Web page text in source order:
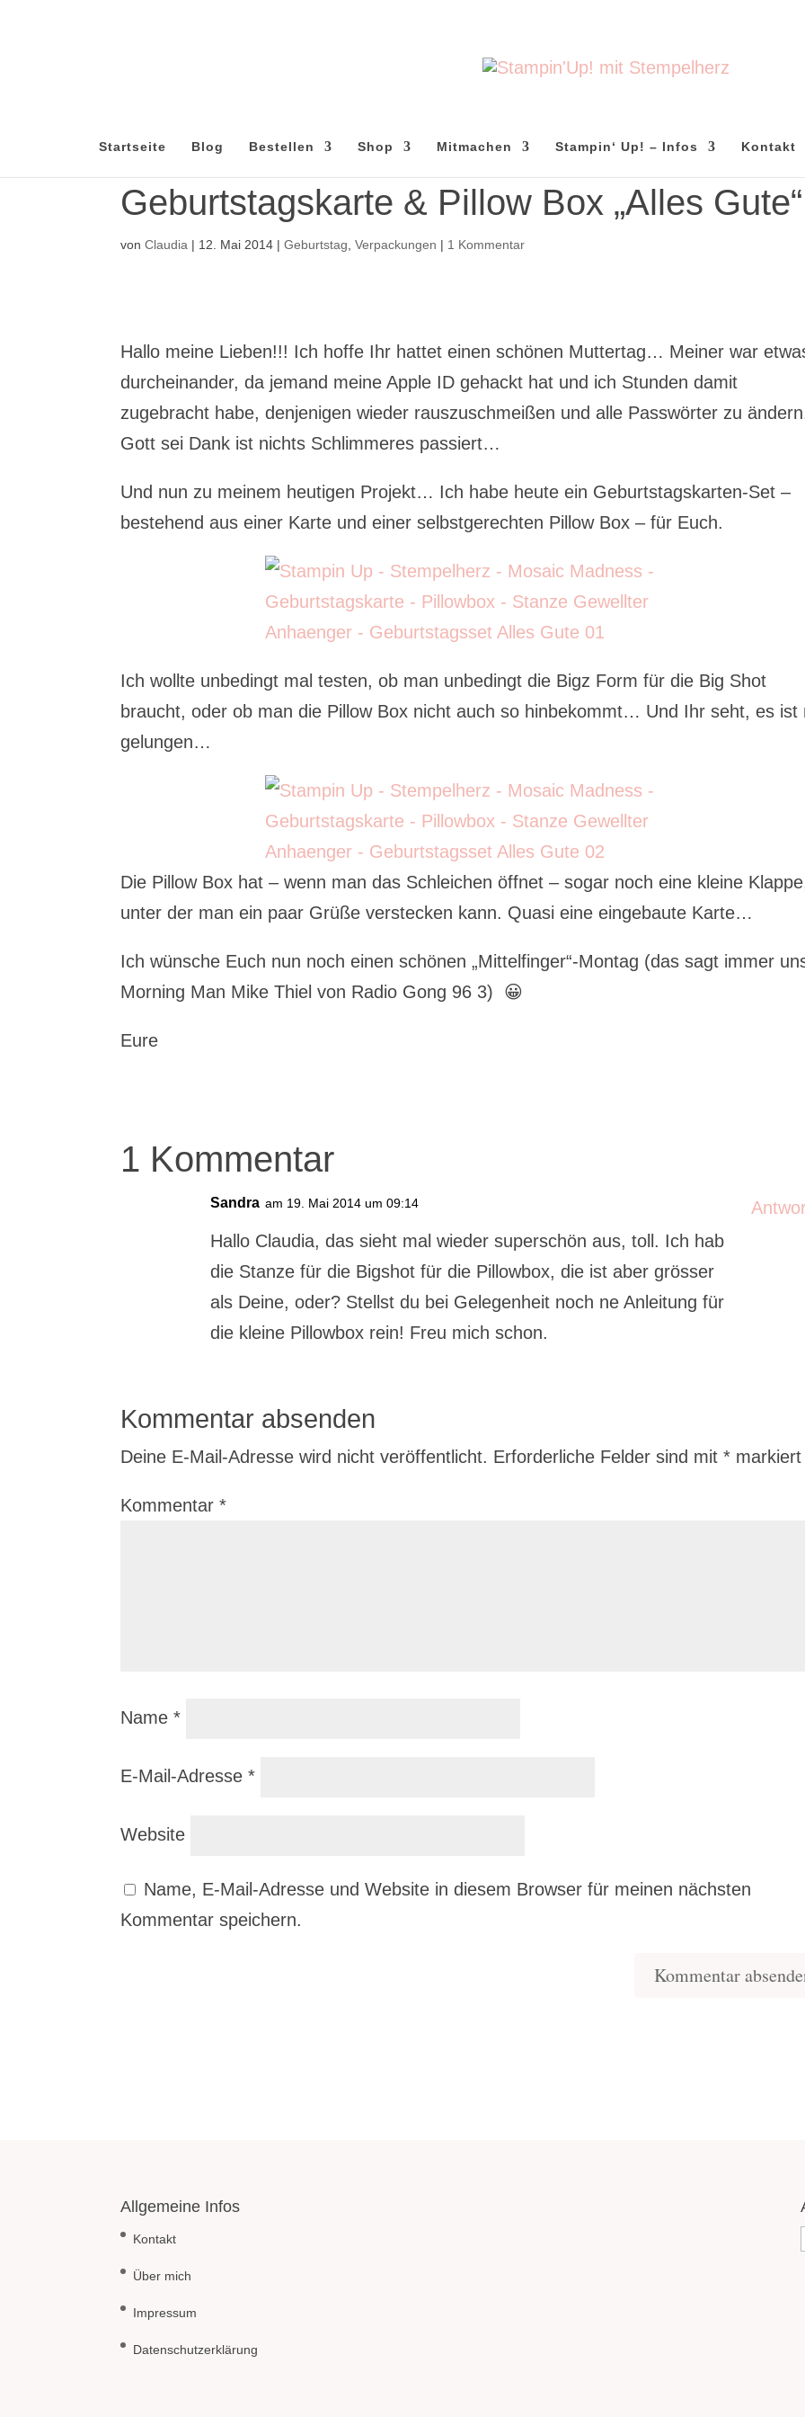
Startseite Blog Bestellen Shop Mitmachen Stampin‘ Up! – Infos Kontakt
Geburtstagskarte & Pillow Box „Alles Gute“
vonClaudia | 12. Mai 2014 |Geburtstag ,Verpackungen | 1 Kommentar
Hallo meine Lieben!!! Ich hoffe Ihr hattet einen schönen Muttertag… Meiner war
durcheinander, da jemand meine Apple ID gehackt hat und ich Stunden damit
zugebracht habe, denjenigen wieder rauszuschmeißen und alle Passwörter zu
Gott sei Dank ist nichts Schlimmeres passiert…
Und nun zu meinem heutigen Projekt… Ich habe heute ein Geburtstagskarten-Set –
bestehend aus einer Karte und einer selbstgerechten Pillow Box – für Euch.
Ich wollte unbedingt mal testen, ob man unbedingt die Bigz Form für die Big Shot
braucht, oder ob man die Pillow Box nicht auch so hinbekommt… Und Ihr seht, es ist
gelungen…
Die Pillow Box hat – wenn man das Schleichen öffnet – sogar noch eine kleine
unter der man ein paar Grüße verstecken kann. Quasi eine eingebaute Karte…
Ich wünsche Euch nun noch einen schönen „Mittelfinger“-Montag (das sagt immer
Morning Man Mike Thiel von Radio Gong 96 3) 😀
Eure
1 Kommentar
Sandra am 19. Mai 2014 um 09:14
Hallo Claudia, das sieht mal wieder superschön aus, toll. Ich hab
die Stanze für die Bigshot für die Pillowbox, die ist aber grösser
als Deine, oder? Stellst du bei Gelegenheit noch ne Anleitung für
die kleine Pillowbox rein! Freu mich schon.
Kommentar absenden
Deine E-Mail-Adresse wird nicht veröffentlicht. Erforderliche Felder sind mit* markiert
Kommentar*
Name*
E-Mail-Adresse*
Website
Name, E-Mail-Adresse und Website in diesem Browser für meinen nächsten
Kommentar speichern.
Allgemeine Infos
Kontakt
Über mich
Impressum
Datenschutzerklärung